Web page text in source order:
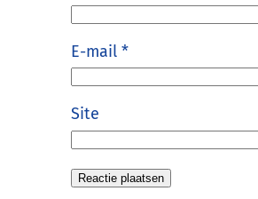
E-mail *
Site